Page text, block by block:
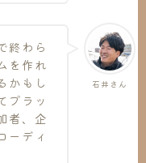
石井さん
終わら
を作れ
かもし
プラッ
者、企
ーディ